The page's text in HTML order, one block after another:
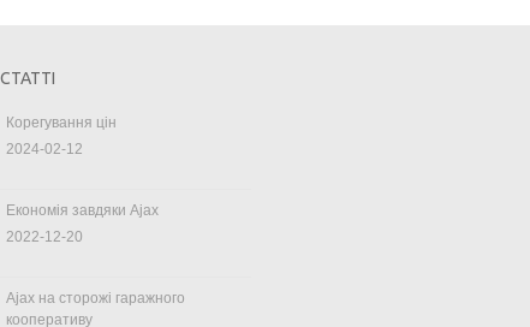
Корегування цін
2024-02-12
Економія завдяки Ajax
2022-12-20
Ajax на сторожі гаражного
кооперативу